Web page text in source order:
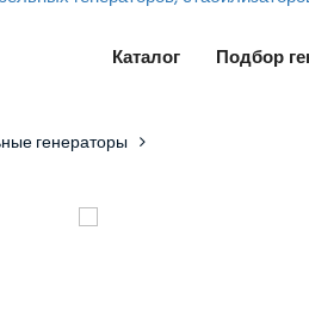
Каталог Подбор
генераторы